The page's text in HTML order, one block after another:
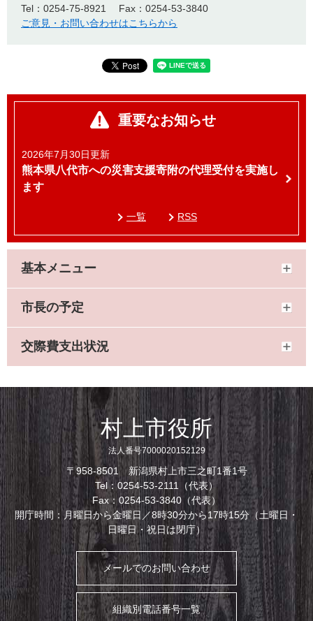
Tel：0254-75-8921
Fax：0254-53-3840
ご意見・お問い合わせはこちらから
重要なお知らせ
2026年7月30日更新
熊本県八代市への災害支援寄附の代理受付を実施し
ます
一覧 RSS
基本メニュー
市長の予定
交際費支出状況
村上市役所
法人番号7000020152129
〒958-8501 新潟県村上市三之町1番1号
Tel：0254-53-2111（代表）
Fax：0254-53-3840（代表）
開庁時間：月曜日から金曜日／8時30分から17時15分（土曜日・
日曜日・祝日は閉庁）
メールでのお問い合わせ
組織別電話番号一覧